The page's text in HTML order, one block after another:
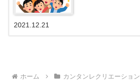
2021.12.21
ホーム カンタンレクリエーション